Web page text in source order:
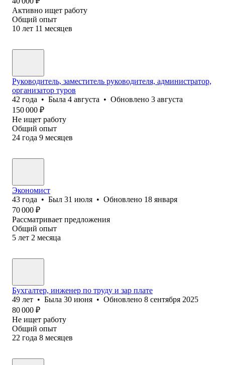
Активно ищет работу
Общий опыт
10 лет 11 месяцев
Руководитель, заместитель руководителя, администратор,
организатор туров
42 года • Была 4 августа • Обновлено 3 августа
150 000 ₽
Не ищет работу
Общий опыт
24 года 9 месяцев
Экономист
43 года • Был 31 июля • Обновлено 18 января
70 000 ₽
Рассматривает предложения
Общий опыт
5 лет 2 месяца
Бухгалтер, инженер по труду и зар плате
49 лет • Была 30 июня • Обновлено 8 сентября 2025
80 000 ₽
Не ищет работу
Общий опыт
22 года 8 месяцев